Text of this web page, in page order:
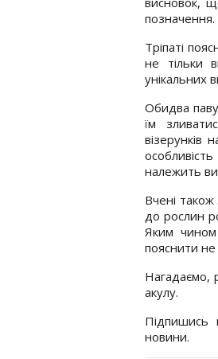
позначення.
Тріпаті
не тільки
унікальних
Обидва
їм
візерунків
належить
Вчені
до рослин
Яким чином
пояснити
Нагадаємо,
акулу.
новини.